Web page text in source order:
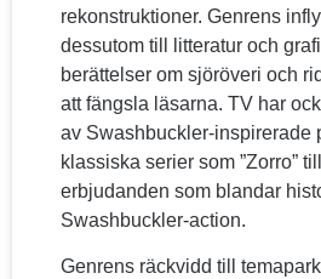
rekonstruktioner. Genrens
dessutom till litteratur och
berättelser om sjöröveri och
att fängsla läsarna. TV har
av Swashbuckler-inspirerade
klassiska serier som ”Zorro”
erbjudanden som blandar
Swashbuckler-action.
Genrens räckvidd till